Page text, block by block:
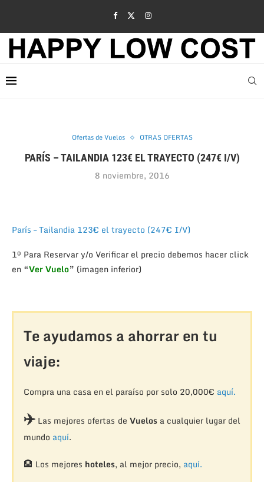
Ofertas de Vuelos OTRAS OFERTAS
PARÍS – TAILANDIA 123€ EL TRAYECTO (247€ I/V)
8 noviembre, 2016
París – Tailandia 123€ el trayecto (247€ I/V)
1º Para Reservar y/o Verificar el precio debemos hacer click
en “Ver Vuelo” (imagen inferior)
Te ayudamos a ahorrar en tu
viaje:
Compra una casa en el paraíso por solo 20,000€ aquí.
✈️Las mejores ofertas de Vuelosa cualquier lugar del
mundo aquí.
🏨 Los mejores hoteles, al mejor precio, aquí.